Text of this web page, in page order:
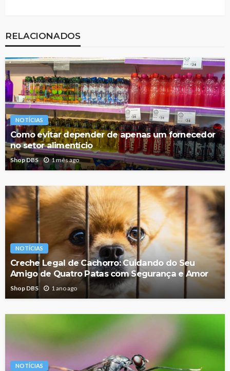
RELACIONADOS
NOTÍCIAS
Como evitar depender de apenas um fornecedor
no setor alimentício
Shop DBS 1 mês ago
NOTÍCIAS
Creche Legal de Cachorro: Cuidando do Seu
Amigo de Quatro Patas com Segurança e Amor
Shop DBS 1 ano ago
NOTÍCIAS